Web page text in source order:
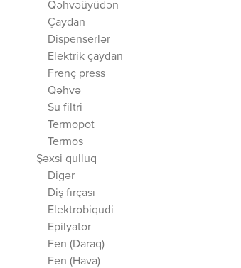
Qəhvəüyüdən
Çaydan
Dispenserlər
Elektrik çaydan
Frenç press
Qəhvə
Su filtri
Termopot
Termos
Şəxsi qulluq
Digər
Diş fırçası
Elektrobiqudi
Epilyator
Fen (Daraq)
Fen (Hava)